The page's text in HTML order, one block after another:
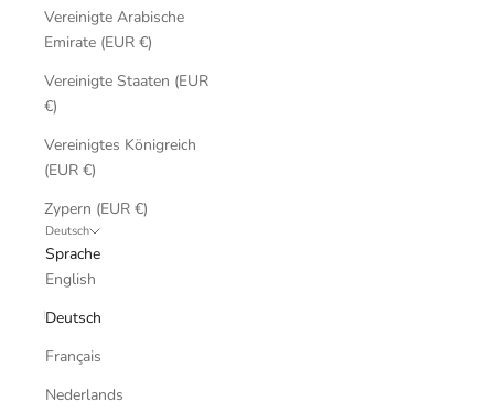
Vereinigte Arabische
Emirate (EUR €)
Vereinigte Staaten (EUR
€)
Vereinigtes Königreich
(EUR €)
Zypern (EUR €)
Deutsch
Sprache
English
Deutsch
Français
Nederlands